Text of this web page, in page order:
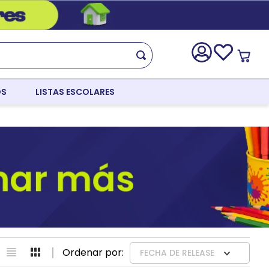
LISTAS ESCOLARES
FECHA DE RELEASE